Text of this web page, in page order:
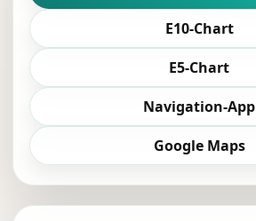
E10-Chart
E5-Chart
Navigation-App
Google Maps